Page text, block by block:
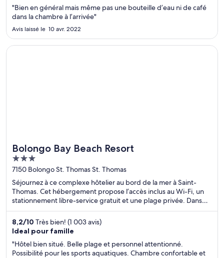
"Bien en général mais même pas une bouteille d’eau ni de café
dans la chambre à l’arrivée"
Avis laissé le 10 avr. 2022
Bolongo Bay Beach Resort
3
out
of
5
7150 Bolongo St. Thomas St. Thomas
Séjournez à ce complexe hôtelier au bord de la mer à Saint-
Thomas. Cet hébergement propose l’accès inclus au Wi-Fi, un
stationnement libre-service gratuit et une plage privée. Dans
leurs avis, nos clients font l’éloge du personnel serviable. Deux
attractions prisées, Sapphire Beach et Plage de la baie de
Magens, se situent à proximité.
8,2/10 Très bien! (1 003 avis)
Ideal pour famille
"Hôtel bien situé. Belle plage et personnel attentionné.
Possibilité pour les sports aquatiques. Chambre confortable et
S’ouvre dans une nouvelle fenêtre
Bolongo Bay Beach Resort